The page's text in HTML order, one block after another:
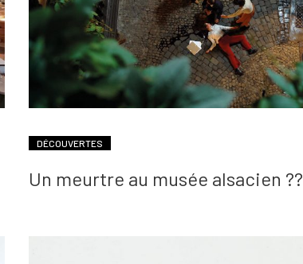
DÉCOUVERTES
Un meurtre au musée alsacien ??